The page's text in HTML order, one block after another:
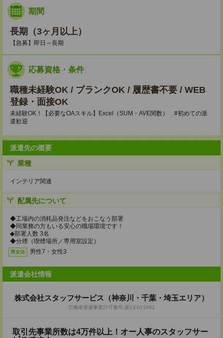
期間
長期（3ヶ月以上）
【急募】即日～長期
応募資格・条件
職種未経験OK / ブランクOK / 履歴書不要 / WEB
登録・面接OK
未経験OK！【必要なOAスキル】Excel（SUM・AVE関数） #初めての派
遣歓迎
派遣先の概要
業種
インテリア関連
配属先について
◆工場内の消耗品発注などをおこなう部署
◆同業務の方もいる安心の職場環境です！
◆部署人数 3名
◆分煙（喫煙場所／専用室設定）
男女比 男性7・女性3
派遣会社情報
株式会社スタッフサービス（神奈川・千葉・埼玉エリア）
労働者派遣事業許可番号:派13-011061
取引先事業所数は4万件以上！オー人事のスタッフサー